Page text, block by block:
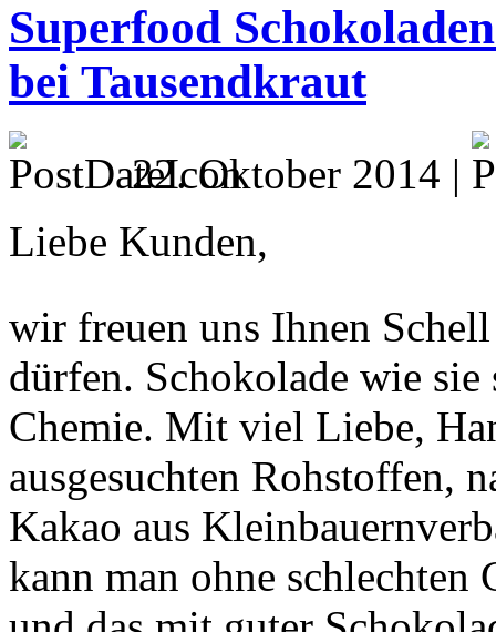
Superfood
bei Tausendkraut
22. Oktober 2014 |
Liebe Kunden,
wir freuen uns Ihnen
dürfen. Schokolade wie
Chemie. Mit viel Liebe,
ausgesuchten Rohstoffen,
Kakao aus
kann man ohne schlechten